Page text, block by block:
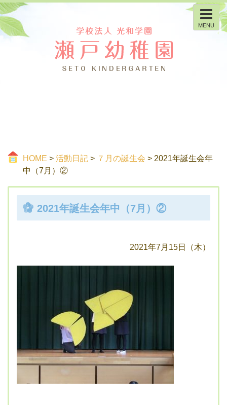
MENU
HOME > 活動日記 > ７月の誕生会 > 2021年誕生会年
中（7月）②
2021年誕生会年中（7月）②
2021年7月15日（木）